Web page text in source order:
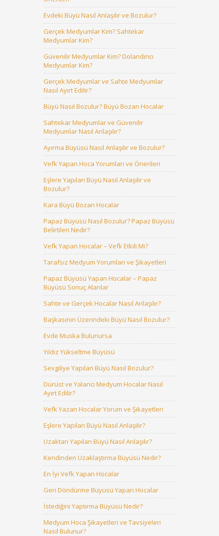
Evdeki Büyü Nasıl Anlaşılır ve Bozulur?
Gerçek Medyumlar Kim? Sahtekar
Medyumlar Kim?
Güvenilir Medyumlar Kim? Dolandırıcı
Medyumlar Kim?
Gerçek Medyumlar ve Sahte Medyumlar
Nasıl Ayırt Edilir?
Büyü Nasıl Bozulur? Büyü Bozan Hocalar
Sahtekar Medyumlar ve Güvenilir
Medyumlar Nasıl Anlaşılır?
Ayırma Büyüsü Nasıl Anlaşılır ve Bozulur?
Vefk Yapan Hoca Yorumları ve Önerileri
Eşlere Yapılan Büyü Nasıl Anlaşılır ve
Bozulur?
Kara Büyü Bozan Hocalar
Papaz Büyüsü Nasıl Bozulur? Papaz Büyüsü
Belirtileri Nedir?
Vefk Yapan Hocalar – Vefk Etkili Mi?
Tarafsız Medyum Yorumları ve Şikayetleri
Papaz Büyüsü Yapan Hocalar – Papaz
Büyüsü Sonuç Alanlar
Sahte ve Gerçek Hocalar Nasıl Anlaşılır?
Başkasının Üzerindeki Büyü Nasıl Bozulur?
Evde Muska Bulunursa
Yıldız Yükseltme Büyüsü
Sevgiliye Yapılan Büyü Nasıl Bozulur?
Dürüst ve Yalancı Medyum Hocalar Nasıl
Ayırt Edilir?
Vefk Yazan Hocalar Yorum ve Şikayetleri
Eşlere Yapılan Büyü Nasıl Anlaşılır?
Uzaktan Yapılan Büyü Nasıl Anlaşılır?
Kendinden Uzaklaştırma Büyüsü Nedir?
En İyi Vefk Yapan Hocalar
Geri Döndürme Büyüsü Yapan Hocalar
İstediğini Yaptırma Büyüsü Nedir?
Medyum Hoca Şikayetleri ve Tavsiyeleri
Nasıl Bulunur?